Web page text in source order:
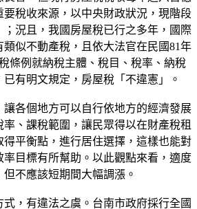
要稅收來源，以中央財政狀況，現階段
況且，我國房屋稅已行之多年，國際
類似不動產稅，且依大法官在民國81年
條例就納稅主體、稅目、稅率、納稅
有明文規定，房屋稅「不違憲」。
讓各個地方可以自行依地方的經濟發展
、課稅範圍，讓民眾得以在財產稅租
平衡點，進行居住選擇，這樣也能對
目標有所幫助。以此觀點來看，適度
不應該短期間大幅調漲。
，有違法之虞。台南市政府採行全國